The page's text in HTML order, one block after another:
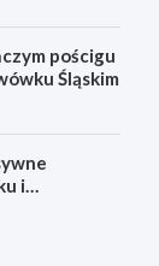
pościgu
Śląskim
i